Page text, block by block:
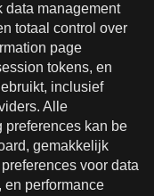
data management
totaal control over
page
tokens, en
inclusief
Alle
preferences kan be
gemakkelijk
voor data
en performance